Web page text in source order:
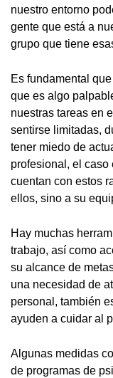
nuestro entorno
gente que está a
grupo que tiene
Es fundamental
que es algo
nuestras tareas en
sentirse limitadas,
tener miedo de
profesional, el
cuentan con estos
ellos, sino a su
Hay muchas
trabajo, así como
su alcance de
una necesidad de
personal, también
ayuden a cuidar al
Algunas medidas
de programas de